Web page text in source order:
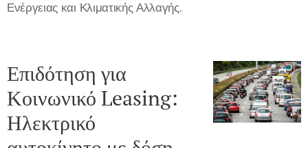
Ενέργειας και Κλιματικής Αλλαγής.
Επιδότηση για
Κοινωνικό Leasing:
Ηλεκτρικό